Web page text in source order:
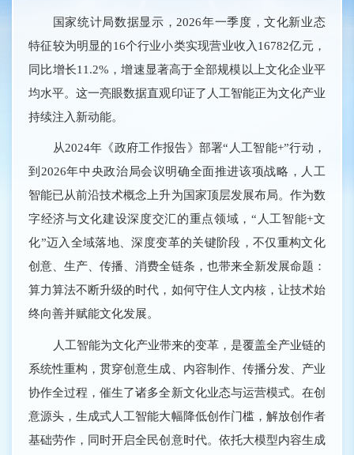
国家统计局数据显示，2026年一季度，文化新业态
特征较为明显的16个行业小类实现营业收入16782亿元，
同比增长11.2%，增速显著高于全部规模以上文化企业平
均水平。这一亮眼数据直观印证了人工智能正为文化产业
持续注入新动能。
从2024年《政府工作报告》部署“人工智能+”行动，
到2026年中央政治局会议明确全面推进该项战略，人工
智能已从前沿技术概念上升为国家顶层发展布局。作为数
字经济与文化建设深度交汇的重点领域，“人工智能+文
化”迈入全域落地、深度变革的关键阶段，不仅重构文化
创意、生产、传播、消费全链条，也带来全新发展命题：
算力算法不断升级的时代，如何守住人文内核，让技术始
终向善并赋能文化发展。
人工智能为文化产业带来的变革，是覆盖全产业链的
系统性重构，贯穿创意生成、内容制作、传播分发、产业
协作全过程，催生了诸多全新文化业态与运营模式。在创
意源头，生成式人工智能大幅降低创作门槛，解放创作者
基础劳作，同时开启全民创意时代。依托大模型内容生成